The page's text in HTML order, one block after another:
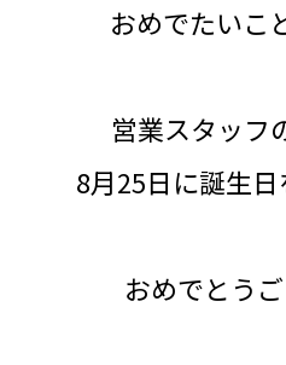
おめでたいこ
営業スタッフ
8月25日に誕生
おめでとう